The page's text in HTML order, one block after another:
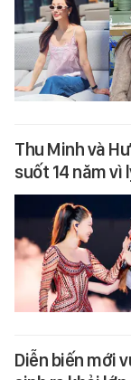
Thu Minh và
suốt 14 năm vì
Diễn biến mới